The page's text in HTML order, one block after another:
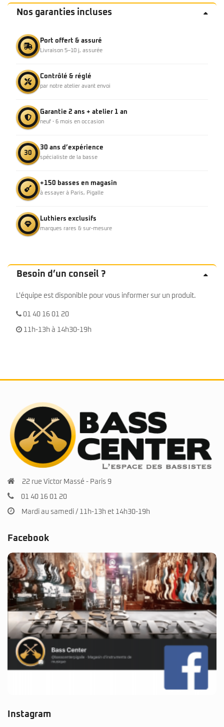
Nos garanties incluses
Port offert & assuré
Livraison 5–10 j, assurée
Contrôlé & réglé
par notre atelier avant envoi
Garantie 2 ans + atelier 1 an
neuf · 6 mois en occasion
30
30 ans d’expérience
spécialiste de la basse
+150 basses en magasin
à essayer à Paris, Pigalle
Luthiers exclusifs
marques rares & sur-mesure
Besoin d’un conseil ?
L'équipe est disponible pour vous informer sur un produit.
01 40 16 01 20
11h-13h à 14h30-19h
22 rue Victor Massé - Paris 9
01 40 16 01 20
Mardi au samedi / 11h-13h et 14h30-19h
Facebook
Instagram